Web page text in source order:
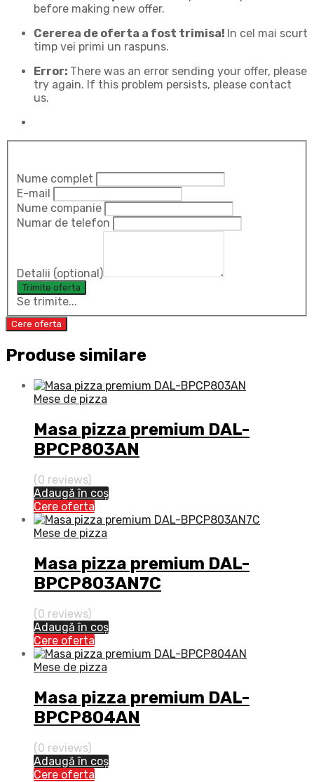
before making new offer.
Cererea de oferta a fost trimisa! In cel mai scurt
timp vei primi un raspuns.
Error: There was an error sending your offer, please
try again. If this problem persists, please contact
us.
Nume complet
E-mail
Nume companie
Numar de telefon
Detalii (optional)
Se trimite...
Cere oferta
Produse similare
Mese de pizza
Masa pizza premium DAL-
BPCP803AN
(0 reviews)
Adaugă în coș
Cere oferta
Mese de pizza
Masa pizza premium DAL-
BPCP803AN7C
(0 reviews)
Adaugă în coș
Cere oferta
Mese de pizza
Masa pizza premium DAL-
BPCP804AN
(0 reviews)
Adaugă în coș
Cere oferta